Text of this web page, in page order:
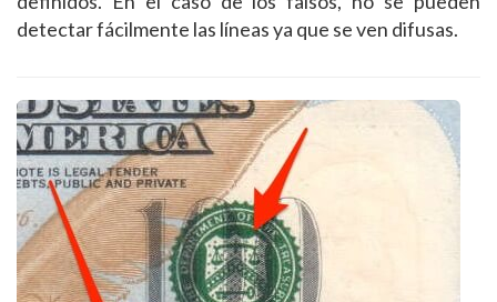
detectar fácilmente las líneas ya que se ven difusas.